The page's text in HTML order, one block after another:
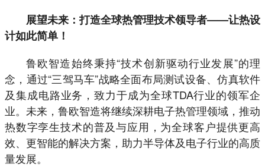
展望未来：打造全球热管理技术领导者——让热设
计如此简单！
鲁欧智造始终秉持“技术创新驱动行业发展”的理
念，通过“三驾马车”战略全面布局测试设备、仿真软件
及集成电路业务，致力于成为全球TDA行业的领军企
业。未来，鲁欧智造将继续深耕电子热管理领域，推动
热数字孪生技术的普及与应用，为全球客户提供更高
效、更智能的解决方案，助力半导体及电子行业的高质
量发展。